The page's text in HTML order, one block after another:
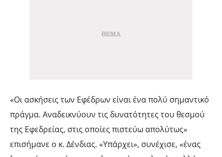
«Οι ασκήσεις των Εφέδρων είναι ένα πολύ σημαντικό
πράγμα. Αναδεικνύουν τις δυνατότητες του θεσμού
της Εφεδρείας, στις οποίες πιστεύω απολύτως»
επισήμανε ο κ. Δένδιας. «Υπάρχει», συνέχισε, «ένας